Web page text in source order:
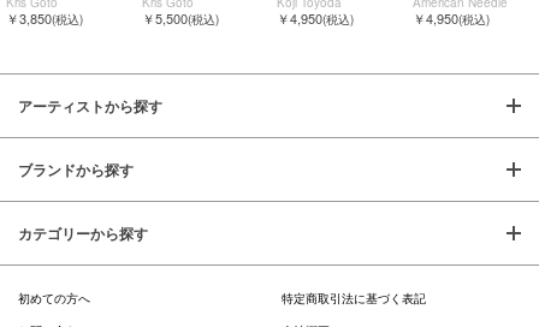
￥3,850(税込) ￥5,500(税込) ￥4,950(税込) ￥4,950(税込)
アーティストから探す
ブランドから探す
カテゴリーから探す
初めての方へ
特定商取引法に基づく表記